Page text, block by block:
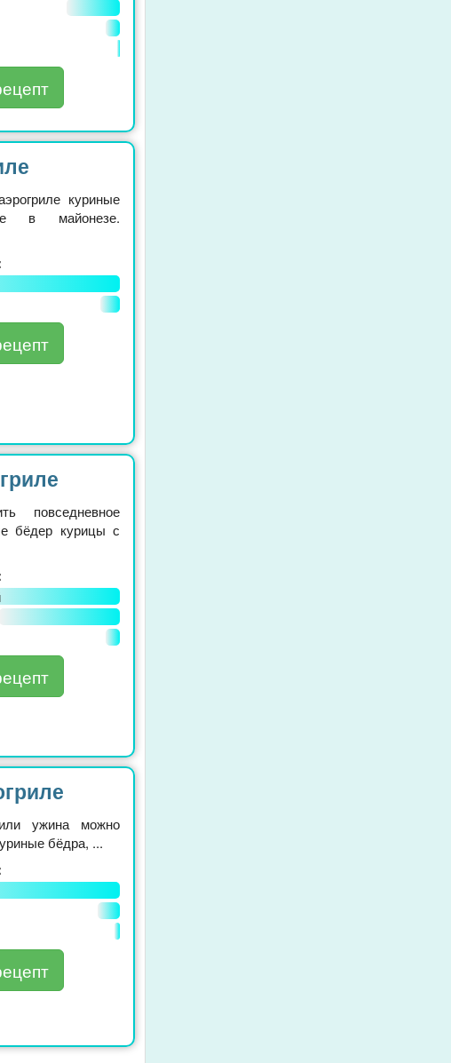
куриные
в майонезе.
повседневное
бёдер курицы с
ужина можно
бёдра, ...